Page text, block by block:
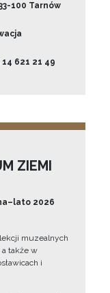
100 Tarnów
621 21 49
ZIEMI
2026
muzealnych
a także w
i